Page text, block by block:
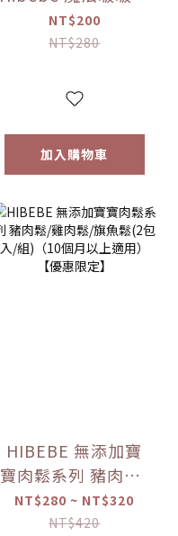
牛奶/草莓/起司/藍
莓葡萄/芒果(150g/
NT$200
NT$280
加入購物車
HIBEBE 無添加寶
寶肉鬆系列 豬肉鬆/
雞肉鬆/旗魚鬆(2包
入/組)（10個月以
NT$280 ~ NT$320
NT$420